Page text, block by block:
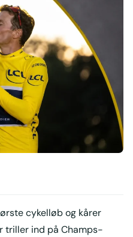
cykelløb og kårer
triller ind på Champs-